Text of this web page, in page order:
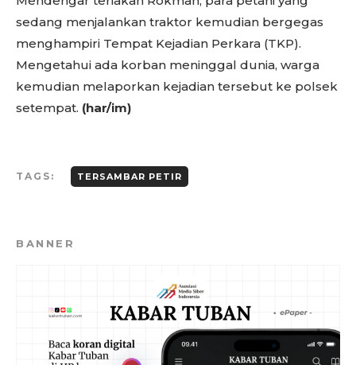
sedang menjalankan traktor kemudian bergegas
menghampiri Tempat Kejadian Perkara (TKP).
Mengetahui ada korban meninggal dunia, warga
kemudian melaporkan kejadian tersebut ke polsek
setempat. (har/im)
TAGS: TERSAMBAR PETIR
BANNER